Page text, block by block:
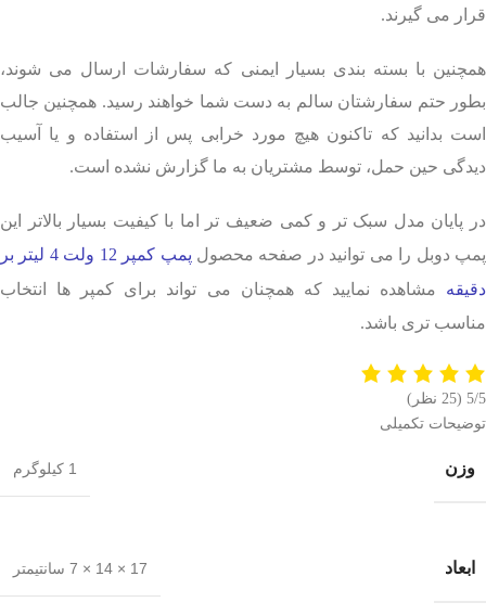
قرار می گیرند.
همچنین با بسته بندی بسیار ایمنی که سفارشات ارسال می شوند،
بطور حتم سفارشتان سالم به دست شما خواهند رسید. همچنین جالب
است بدانید که تاکنون هیچ مورد خرابی پس از استفاده و یا آسیب
دیدگی حین حمل، توسط مشتریان به ما گزارش نشده است.
در پایان مدل سبک تر و کمی ضعیف تر اما با کیفیت بسیار بالاتر این
پمپ دوبل را می توانید در صفحه محصول
پمپ کمپر 12 ولت 4 لیتر بر
دقیقه مشاهده نمایید که همچنان می تواند برای کمپر ها انتخاب
مناسب تری باشد.
5/5 (25 نظر)
توضیحات تکمیلی
وزن 1 کیلوگرم
ابعاد 17 × 14 × 7 سانتیمتر